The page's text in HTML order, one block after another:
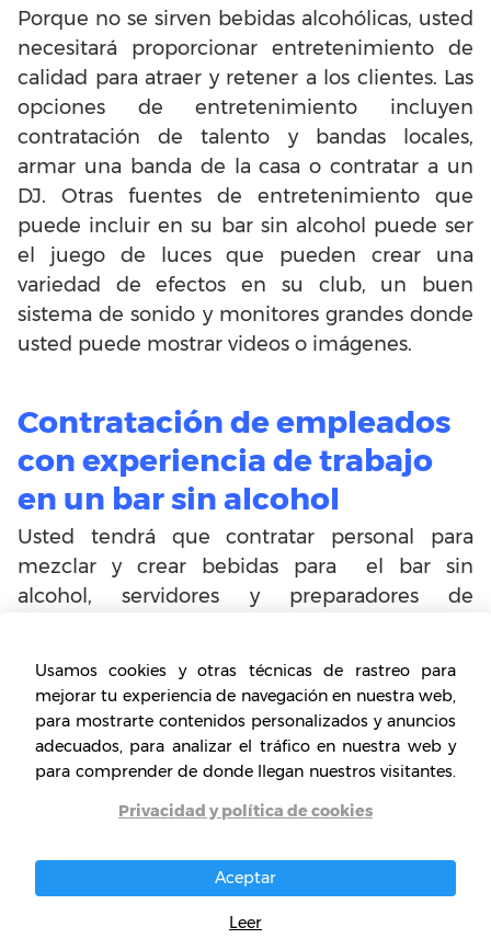
Porque no se sirven bebidas alcohólicas, usted
necesitará proporcionar entretenimiento de
calidad para atraer y retener a los clientes. Las
opciones de entretenimiento incluyen
contratación de talento y bandas locales,
armar una banda de la casa o contratar a un
DJ. Otras fuentes de entretenimiento que
puede incluir en su bar sin alcohol puede ser
el juego de luces que pueden crear una
variedad de efectos en su club, un buen
sistema de sonido y monitores grandes donde
usted puede mostrar videos o imágenes.
Contratación de empleados
con experiencia de trabajo
en un bar sin alcohol
Usted tendrá que contratar personal para
mezclar y crear bebidas para el bar sin
alcohol, servidores y preparadores de
asistentes de puerta para evitar adolescentes
vagando y para verificar las identificaciones de
quienes quieren entrar en su bar, para
Asegurarse de que usted y sus invitados
jóvenes no están rompiendo las leyes de toque
mantener la seguridad. También es
importante mantener el comportamiento a
raya cuando se atiende a un público más
Usamos cookies y otras técnicas de rastreo para
mejorar tu experiencia de navegación en nuestra web,
para mostrarte contenidos personalizados y anuncios
adecuados, para analizar el tráfico en nuestra web y
para comprender de donde llegan nuestros visitantes.
Privacidad y política de cookies
Aceptar
Leer